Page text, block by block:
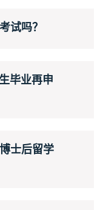
试吗？
毕业再申
士后留学